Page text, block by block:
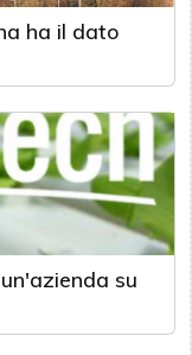
ha il dato
su